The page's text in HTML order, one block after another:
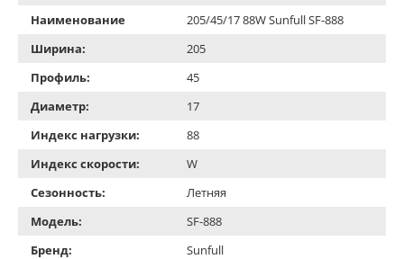
Наименование
205/45/17 88W Sunfull SF-888
Ширина:
205
Профиль:
45
Диаметр:
17
Индекс нагрузки:
88
Индекс скорости:
W
Сезонность:
Летняя
Модель:
SF-888
Бренд:
Sunfull